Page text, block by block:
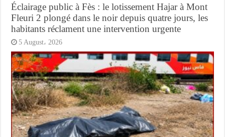
Éclairage public à Fès : le lotissement Hajar à Mont
Fleuri 2 plongé dans le noir depuis quatre jours, les
habitants réclament une intervention urgente
5 August، 2026